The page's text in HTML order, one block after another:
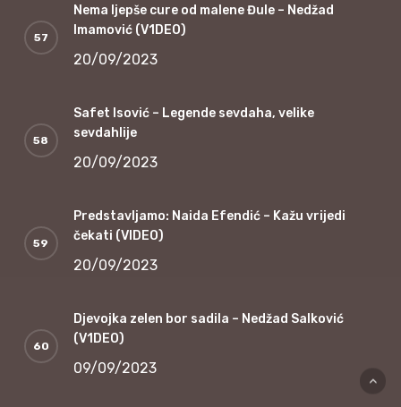
Nema ljepše cure od malene Đule – Nedžad
Imamović (V1DEO)
20/09/2023
Safet Isović – Legende sevdaha, velike
sevdahlije
20/09/2023
Predstavljamo: Naida Efendić – Kažu vrijedi
čekati (VIDEO)
20/09/2023
Djevojka zelen bor sadila – Nedžad Salković
(V1DEO)
09/09/2023